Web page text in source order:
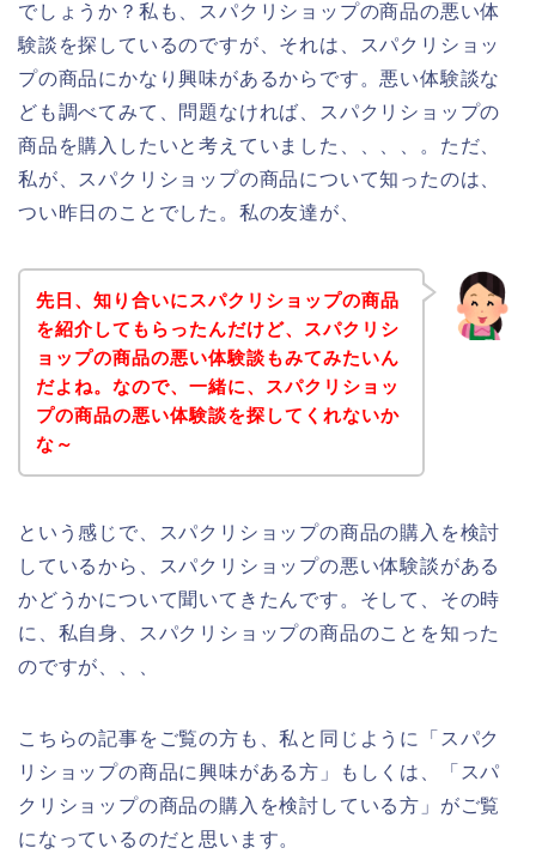
でしょうか？私も、スパクリショップの商品の悪い体
験談を探しているのですが、それは、スパクリショッ
プの商品にかなり興味があるからです。悪い体験談な
ども調べてみて、問題なければ、スパクリショップの
商品を購入したいと考えていました、、、、。ただ、
私が、スパクリショップの商品について知ったのは、
つい昨日のことでした。私の友達が、
先日、知り合いにスパクリショップの商品
を紹介してもらったんだけど、スパクリシ
ョップの商品の悪い体験談もみてみたいん
だよね。なので、一緒に、スパクリショッ
プの商品の悪い体験談を探してくれないか
な～
という感じで、スパクリショップの商品の購入を検討
しているから、スパクリショップの悪い体験談がある
かどうかについて聞いてきたんです。そして、その時
に、私自身、スパクリショップの商品のことを知った
のですが、、、
こちらの記事をご覧の方も、私と同じように「スパク
リショップの商品に興味がある方」もしくは、「スパ
クリショップの商品の購入を検討している方」がご覧
になっているのだと思います。